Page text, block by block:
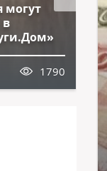
могут
1790